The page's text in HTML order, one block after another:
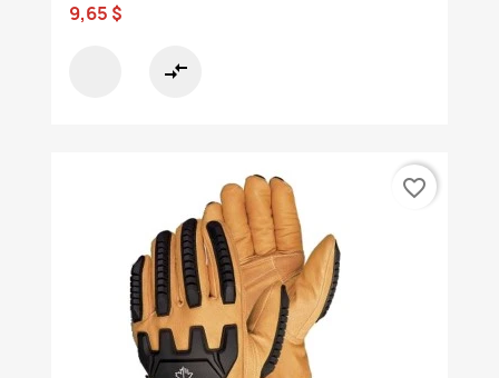
9,65 $
compare_arrows
favorite_border